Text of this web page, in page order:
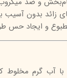
زائد بدون
و ایجاد حس
با آب گرم